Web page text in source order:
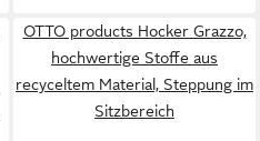
OTTO products Hocker Grazzo,
hochwertige Stoffe aus
recyceltem Material, Steppung im
Sitzbereich